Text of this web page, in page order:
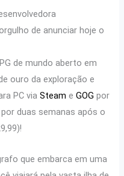
py
Li
n
k
ar
de anunciar hoje o
de mundo aberto em
ouro da exploração e
PC viaSteam eGOG por
duas semanas após o
que embarca em uma